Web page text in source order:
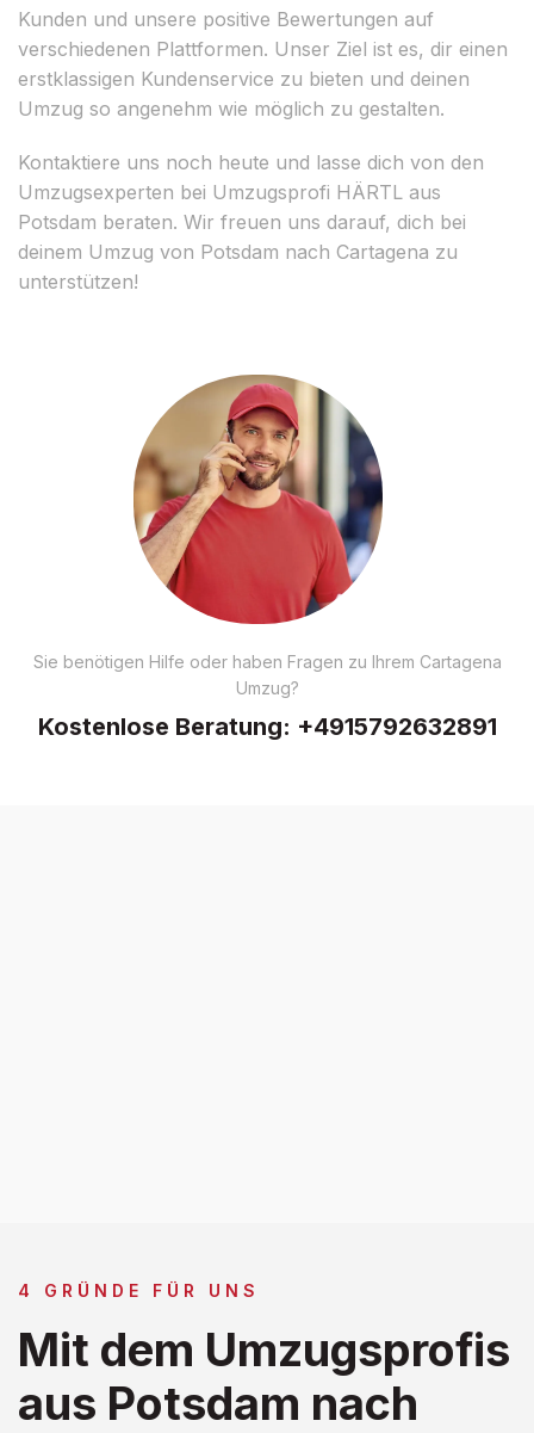
Kunden und unsere positive Bewertungen auf
verschiedenen Plattformen. Unser Ziel ist es, dir einen
erstklassigen Kundenservice zu bieten und deinen
Umzug so angenehm wie möglich zu gestalten.
Kontaktiere uns noch heute und lasse dich von den
Umzugsexperten bei Umzugsprofi HÄRTL aus
Potsdam beraten. Wir freuen uns darauf, dich bei
deinem Umzug von Potsdam nach Cartagena zu
unterstützen!
Sie benötigen Hilfe oder haben Fragen zu Ihrem Cartagena
Umzug?
Kostenlose Beratung: +4915792632891
4 GRÜNDE FÜR UNS
Mit dem Umzugsprofis
aus Potsdam nach